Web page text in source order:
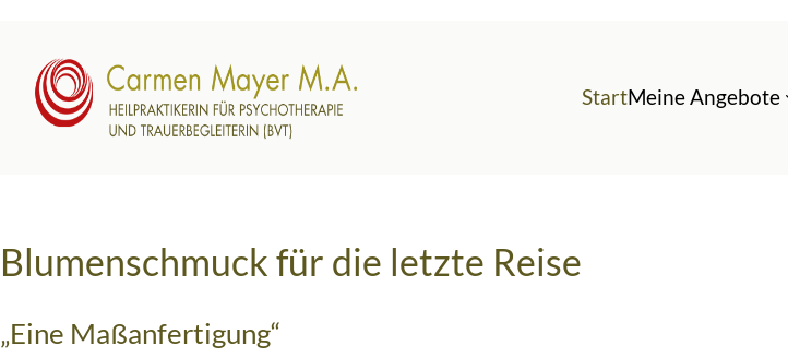
StartMeine Angebote
Blumenschmuck für die letzte Reise
„Eine Maßanfertigung“